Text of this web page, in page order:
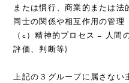
または慣行、商業的または法
同士の関係や相互作用の管理
（c）精神的プロセス – 人間
評価、判断等)
上記の３グループに属さない